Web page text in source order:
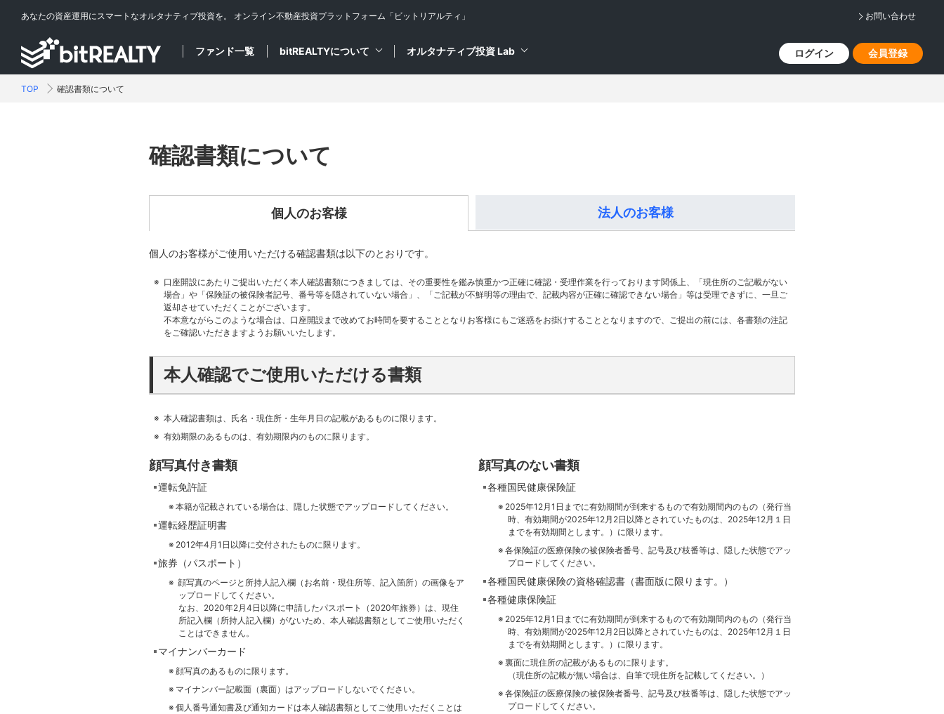
あなたの資産運用にスマートなオルタナティブ投資を。 オンライン不動産投資プラットフォーム 「ビットリアルティ」 お問い合わせ
ファンド一覧 bitREALTYについて オルタナティブ投資 Lab ログイン 会員登録
TOP 確認書類について
確認書類について
個人のお客様 法人のお客様
個人のお客様がご使用いただける確認書類は以下のとおりです。
口座開設にあたりご提出いただく本人確認書類につきましては、その重要性を鑑み慎重かつ正確に確認・受理作業を行っております関係上、「現住所のご記載がない
場合」や「保険証の被保険者記号、番号等を隠されていない場合」、「ご記載が不鮮明等の理由で、記載内容が正確に確認できない場合」等は受理できずに、一旦ご
返却させていただくことがございます。
不本意ながらこのような場合は、口座開設まで改めてお時間を要することとなりお客様にもご迷惑をお掛けすることとなりますので、ご提出の前には、各書類の注記
をご確認いただきますようお願いいたします。
本人確認でご使用いただける書類
本人確認書類は、氏名・現住所・生年月日の記載があるものに限ります。
有効期限のあるものは、有効期限内のものに限ります。
顔写真付き書類
運転免許証
本籍が記載されている場合は、隠した状態でアップロードしてください。
運転経歴証明書
2012年4月1日以降に交付されたものに限ります。
旅券（パスポート）
顔写真のページと所持人記入欄（お名前・現住所等、記入箇所）の画像をア
ップロードしてください。
なお、2020年2月4日以降に申請したパスポート（2020年旅券）は、現住
所記入欄（所持人記入欄）がないため、本人確認書類としてご使用いただく
ことはできません。
マイナンバーカード
顔写真のあるものに限ります。
マイナンバー記載面（裏面）はアップロードしないでください。
個人番号通知書及び通知カードは本人確認書類としてご使用いただくことは
顔写真のない書類
各種国民健康保険証
2025年12月1日までに有効期間が到来するもので有効期間内のもの（発行当
時、有効期間が2025年12月2日以降とされていたものは、2025年12月１日
までを有効期間とします。）に限ります。
各保険証の医療保険の被保険者番号、記号及び枝番等は、隠した状態でアッ
プロードしてください。
各種国民健康保険の資格確認書（書面版に限ります。）
各種健康保険証
2025年12月1日までに有効期間が到来するもので有効期間内のもの（発行当
時、有効期間が2025年12月2日以降とされていたものは、2025年12月１日
までを有効期間とします。）に限ります。
裏面に現住所の記載があるものに限ります。
（現住所の記載が無い場合は、自筆で現住所を記載してください。）
各保険証の医療保険の被保険者番号、記号及び枝番等は、隠した状態でアッ
プロードしてください。